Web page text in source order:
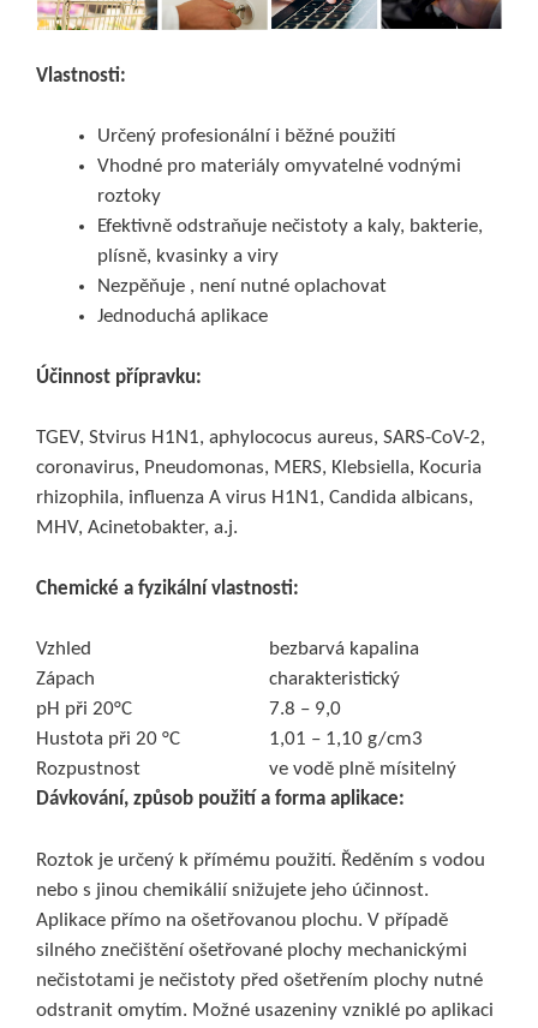
Vlastnosti:
Určený profesionální i běžné použití
Vhodné pro materiály omyvatelné vodnými
roztoky
Efektivně odstraňuje nečistoty a kaly, bakterie,
plísně, kvasinky a viry
Nezpěňuje , není nutné oplachovat
Jednoduchá aplikace
Účinnost přípravku:
TGEV, Stvirus H1N1, aphylococus aureus, SARS-CoV-2,
coronavirus, Pneudomonas, MERS, Klebsiella, Kocuria
rhizophila, influenza A virus H1N1, Candida albicans,
MHV, Acinetobakter, a.j.
Chemické a fyzikální vlastnosti:
Vzhled
bezbarvá kapalina
Zápach
charakteristický
pH při 20°C
7.8 – 9,0
Hustota při 20 °C
1,01 – 1,10 g/cm3
Rozpustnost
ve vodě plně mísitelný
Dávkování, způsob použití a forma aplikace:
Roztok je určený k přímému použití. Ředěním s vodou
nebo s jinou chemikálií snižujete jeho účinnost.
Aplikace přímo na ošetřovanou plochu. V případě
silného znečištění ošetřované plochy mechanickými
nečistotami je nečistoty před ošetřením plochy nutné
odstranit omytím. Možné usazeniny vzniklé po aplikaci